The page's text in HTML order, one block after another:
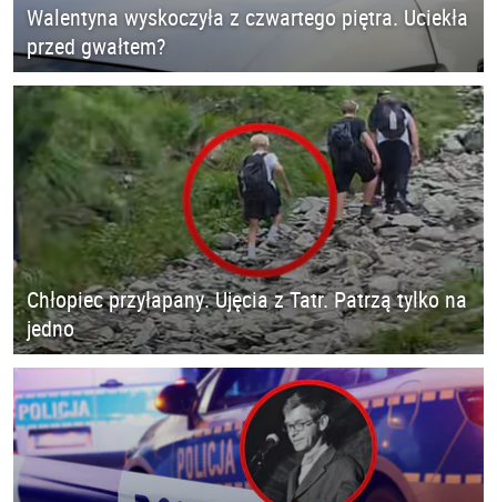
Walentyna wyskoczyła z czwartego piętra. Uciekła
przed gwałtem?
Chłopiec przyłapany. Ujęcia z Tatr. Patrzą tylko na
jedno